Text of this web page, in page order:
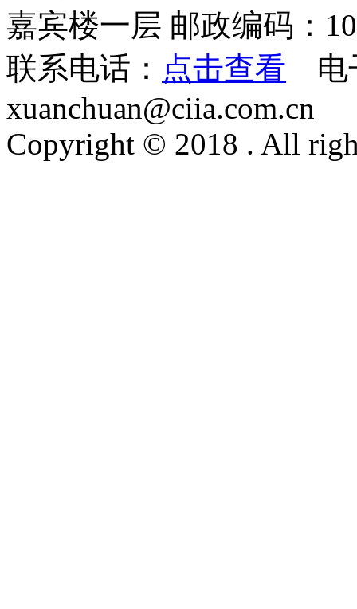
嘉宾楼一层 邮政编码：
联系电话： 点击查看 电
xuanchuan@ciia.com.cn
Copyright © 2018 . All